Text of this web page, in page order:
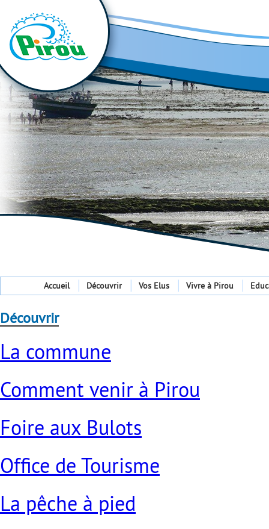
Accueil Découvrir Vos Elus Vivre à Pirou
Découvrir
La commune
Comment venir à Pirou
Foire aux Bulots
Office de Tourisme
La pêche à pied